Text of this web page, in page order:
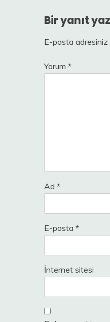
Bir yanıt
E-posta adresiniz
Yorum *
Ad *
E-posta *
İnternet sitesi